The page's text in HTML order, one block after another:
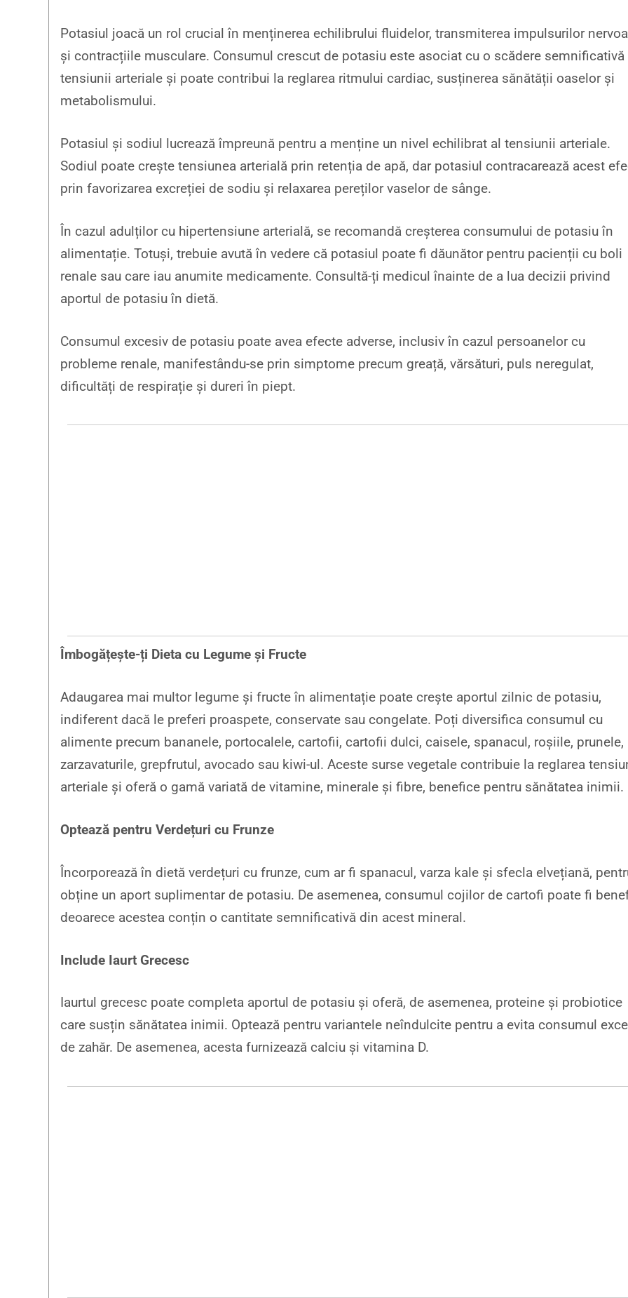
Potasiul joacă un rol crucial în menținerea echilibrului fluidelor, transmiterea impulsurilor
și contracțiile musculare. Consumul crescut de potasiu este asociat cu o scădere semnificativă
tensiunii arteriale și poate contribui la reglarea ritmului cardiac, susținerea sănătății oaselor și
metabolismului.
Potasiul și sodiul lucrează împreună pentru a menține un nivel echilibrat al tensiunii arteriale.
Sodiul poate crește tensiunea arterială prin retenția de apă, dar potasiul contracarează acest
prin favorizarea excreției de sodiu și relaxarea pereților vaselor de sânge.
În cazul adulților cu hipertensiune arterială, se recomandă creșterea consumului de potasiu în
alimentație. Totuși, trebuie avută în vedere că potasiul poate fi dăunător pentru pacienții cu boli
renale sau care iau anumite medicamente. Consultă-ți medicul înainte de a lua decizii privind
aportul de potasiu în dietă.
Consumul excesiv de potasiu poate avea efecte adverse, inclusiv în cazul persoanelor cu
probleme renale, manifestându-se prin simptome precum greață, vărsături, puls neregulat,
dificultăți de respirație și dureri în piept.
Îmbogățește-ți Dieta cu Legume și Fructe
Adaugarea mai multor legume și fructe în alimentație poate crește aportul zilnic de potasiu,
indiferent dacă le preferi proaspete, conservate sau congelate. Poți diversifica consumul cu
alimente precum bananele, portocalele, cartofii, cartofii dulci, caisele, spanacul, roșiile, prunele,
zarzavaturile, grepfrutul, avocado sau kiwi-ul. Aceste surse vegetale contribuie la reglarea
arteriale și oferă o gamă variată de vitamine, minerale și fibre, benefice pentru sănătatea inimii.
Optează pentru Verdețuri cu Frunze
Încorporează în dietă verdețuri cu frunze, cum ar fi spanacul, varza kale și sfecla elvețiană,
obține un aport suplimentar de potasiu. De asemenea, consumul cojilor de cartofi poate fi
deoarece acestea conțin o cantitate semnificativă din acest mineral.
Include Iaurt Grecesc
Iaurtul grecesc poate completa aportul de potasiu și oferă, de asemenea, proteine și probiotice
care susțin sănătatea inimii. Optează pentru variantele neîndulcite pentru a evita consumul
de zahăr. De asemenea, acesta furnizează calciu și vitamina D.